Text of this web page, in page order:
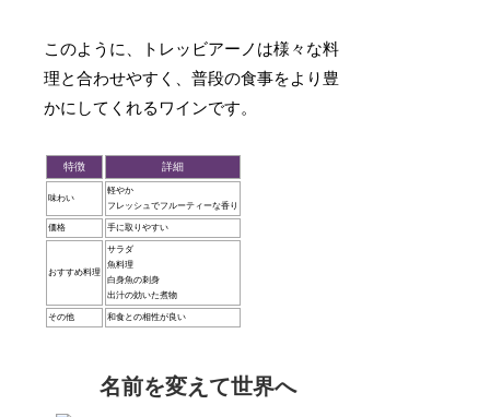
このように、トレッビアーノは様々な料
理と合わせやすく、普段の食事をより豊
かにしてくれるワインです。
特徴 詳細
味わい
軽やか
フレッシュでフルーティーな香り
価格 手に取りやすい
おすすめ料理
サラダ
魚料理
白身魚の刺身
出汁の効いた煮物
その他 和食との相性が良い
名前を変えて世界へ